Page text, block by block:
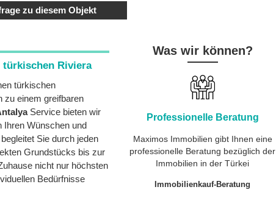
zu diesem Objekt
türkischen Riviera
türkischen
zu einem greifbaren
Service bieten wir
Ihren Wünschen und
Sie durch jeden
Grundstücks bis zur
nicht nur höchsten
Bedürfnisse
Was wir können?
Professionelle Beratung
Maximos Immobilien gibt Ihnen eine
professionelle Beratung bezüglich der
Immobilien in der Türkei
Immobilienkauf-Beratung